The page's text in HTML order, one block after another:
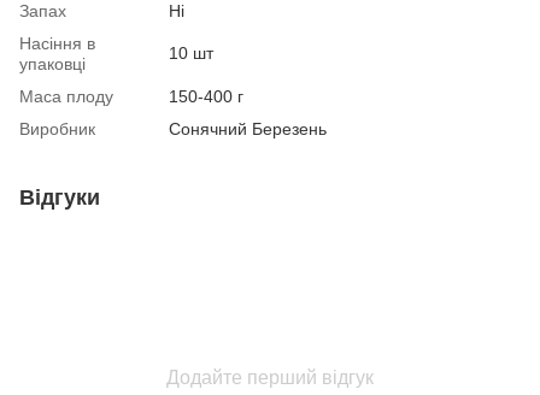
Запах
Ні
Насіння в
упаковці
10 шт
Маса плоду
150-400 г
Виробник
Сонячний Березень
Відгуки
Додайте перший відгук